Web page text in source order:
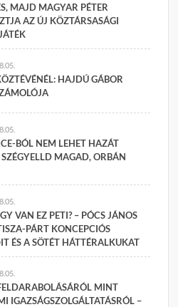
MAJD MAGYAR PÉTER
AZ ÚJ KÖZTÁRSASÁGI
HAJDÚ GÁBOR
BÓL NEM LEHET HAZÁT
MAGAD, ORBÁN
VAN EZ PETI? – PÓCS JÁNOS
PÁRT KONCEPCIÓS
ÉS A SÖTÉT HÁTTÉRALKUKAT
MINT
IGAZSÁGSZOLGÁLTATÁSRÓL –